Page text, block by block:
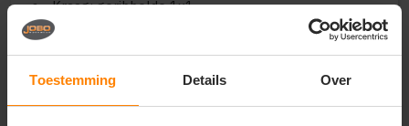
Toestemming Details Over
Kraag: geribbelde 1x1
Sluiting: verborgen met driekleurige knopen
kleur